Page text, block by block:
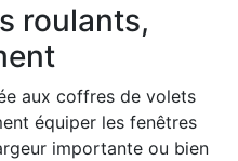
roulants,
aux coffres de volets
équiper les fenêtres
importante ou bien